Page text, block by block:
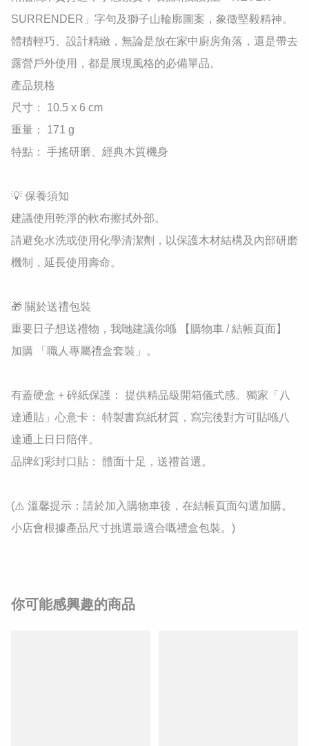
SURRENDER」字句及獅子山輪廓圖案，象徵堅毅精神。
​體積輕巧、設計精緻，無論是放在家中廚房角落，還是帶去
露營戶外使用，都是展現風格的必備單品。
​產品規格
​尺寸： 10.5 x 6 cm
​重量： 171 g
​特點： 手搖研磨、經典木質機身
​💡 保養須知
​建議使用乾淨的軟布擦拭外部。
​請避免水洗或使用化學清潔劑，以保護木材結構及內部研磨
機制，延長使用壽命。
​🎁 關於送禮包裝
​重要日子想送禮物，我哋建議你喺 【購物車 / 結帳頁面】
加購 「職人專屬禮盒套裝」。
​有蓋硬盒 + 碎紙保護： 提供精品級開箱儀式感。​獨家「八
達通貼」心意卡： 特製書寫紙材質，寫完後對方可貼喺八
達通上日日陪伴。
​品牌幻彩封口貼： 體面十足，送禮首選。
​(⚠️ 溫馨提示：請於加入購物車後，在結帳頁面勾選加購。
小店會根據產品尺寸挑選最適合嘅禮盒包裝。)
你可能感興趣的商品